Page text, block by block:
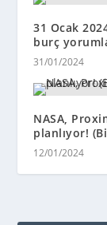
31 Ocak
burç
31/01/2024
NASA,
planlıyor!
12/01/2024